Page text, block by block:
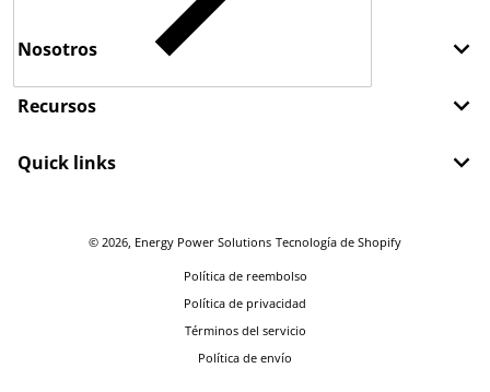
Nosotros
Recursos
Quick links
© 2026, Energy Power Solutions Tecnología de Shopify
Política de reembolso
Política de privacidad
Términos del servicio
Política de envío